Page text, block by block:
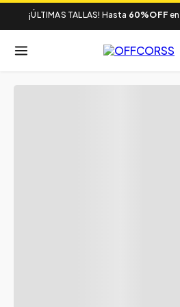
¡ÚLTIMAS TALLAS! Hasta 60%OFF